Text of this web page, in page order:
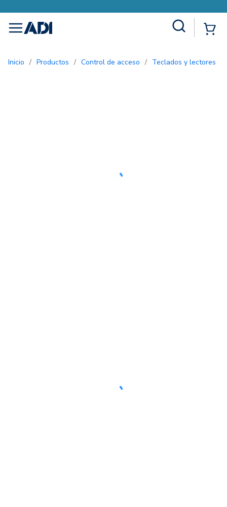
menu
Inicio / Productos / Control de acceso / Teclados y lectores